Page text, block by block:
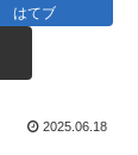
はてブ
2025.06.18